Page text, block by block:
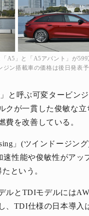
A5」と「A5アバント」が
ジン搭載車の価格は後日発表
と呼ぶ可変タービン
クが一貫した俊敏な
費を改善している。
」(ツインドージン
速性能や俊敏性がアッ
という。
ルとTDIモデルには
、TDI仕様の日本導入